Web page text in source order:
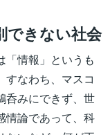
できない社会
「情報」というも
すなわち、マスコ
呑みにできず、世
情論であって、科